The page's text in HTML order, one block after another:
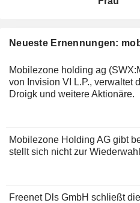
Neueste Ernennungen:
Mobilezone holding ag
von Invision VI L.P., verwaltet
Droigk und weitere Aktionäre.
Mobilezone Holding AG gibt
stellt sich nicht zur
Freenet Dls GmbH schließt